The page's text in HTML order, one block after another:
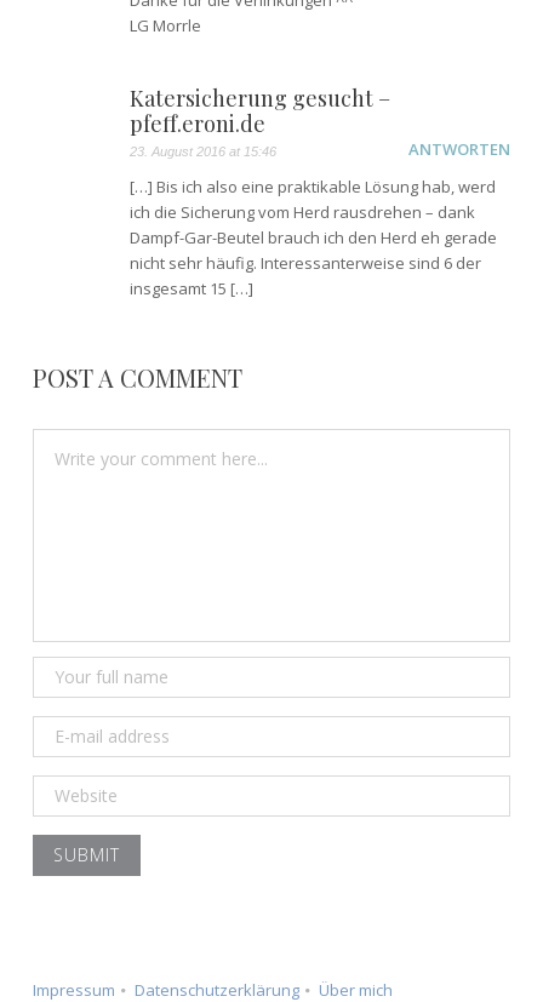
LG Morrle
Katersicherung gesucht –
pfeff.eroni.de
23. August 2016 at 15:46
ANTWORTEN
[…] Bis ich also eine praktikable Lösung hab, werd
ich die Sicherung vom Herd rausdrehen – dank
Dampf-Gar-Beutel brauch ich den Herd eh gerade
nicht sehr häufig. Interessanterweise sind 6 der
insgesamt 15 […]
POST A COMMENT
Impressum Datenschutzerklärung Über mich